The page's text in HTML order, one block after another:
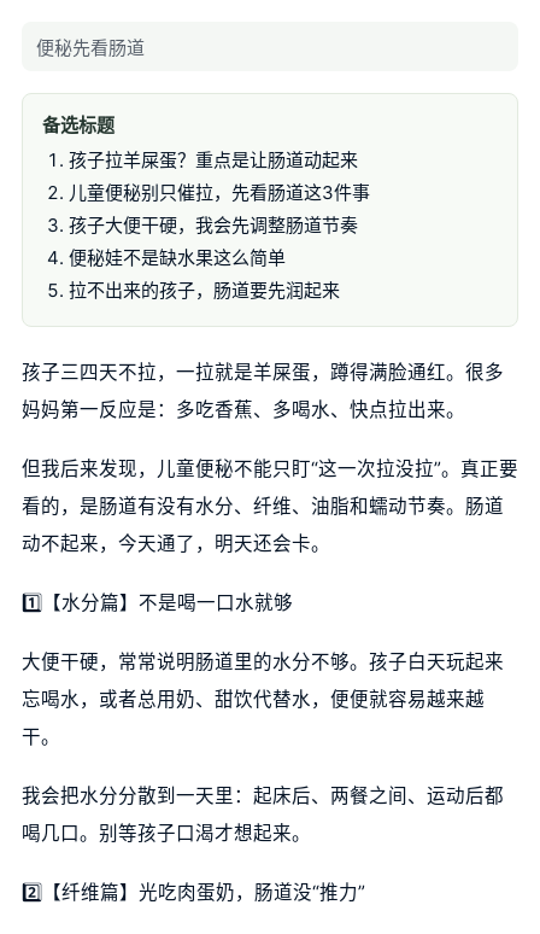
便秘先看肠道
备选标题
孩子拉羊屎蛋？重点是让肠道动起来
儿童便秘别只催拉，先看肠道这3件事
孩子大便干硬，我会先调整肠道节奏
便秘娃不是缺水果这么简单
拉不出来的孩子，肠道要先润起来
孩子三四天不拉，一拉就是羊屎蛋，蹲得满脸通红。很多
妈妈第一反应是：多吃香蕉、多喝水、快点拉出来。
但我后来发现，儿童便秘不能只盯“这一次拉没拉”。真正要
看的，是肠道有没有水分、纤维、油脂和蠕动节奏。肠道
动不起来，今天通了，明天还会卡。
1️⃣【水分篇】不是喝一口水就够
大便干硬，常常说明肠道里的水分不够。孩子白天玩起来
忘喝水，或者总用奶、甜饮代替水，便便就容易越来越
干。
我会把水分分散到一天里：起床后、两餐之间、运动后都
喝几口。别等孩子口渴才想起来。
2️⃣【纤维篇】光吃肉蛋奶，肠道没“推力”